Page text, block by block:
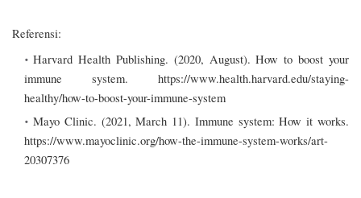
Referensi:
Harvard Health Publishing. (2020, August). How to boost your
immune system. https://www.health.harvard.edu/staying-
healthy/how-to-boost-your-immune-system
Mayo Clinic. (2021, March 11). Immune system: How it works.
https://www.mayoclinic.org/how-the-immune-system-works/art-
20307376